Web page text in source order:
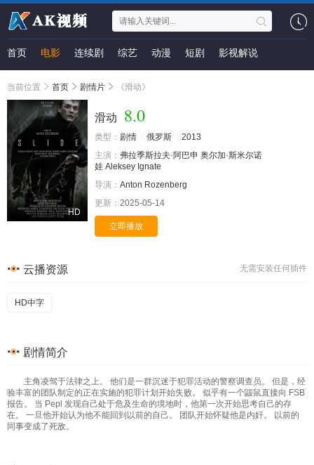
首页 电影 连续剧 综艺 动漫 短剧 影视解说
当前位置 首页 剧情片 《滑动》
HD
滑动 8.0
类型： 剧情 俄罗斯
2013
主演： 弗拉季斯拉夫·阿巴申 奥尔加·斯米尔诺
娃 Aleksey Ignate
导演： Anton Rozenberg
更新： 2025-05-14
立即播放
无需安装任何插件
云播资源
HD中字
剧情简介
主角凌驾于法律之上。 他们是一群沉迷于犯罪活动的警察调查员。 但是，经
验丰富的团队制定的正在实施的犯罪计划开始失败。 似乎有一个鼹鼠直接向 FSB
报告。 当 Pepl 发现自己处于危及生命的境地时，他第一次开始思考自己的存
在。 一旦他开始认为他不能回到以前的自己。 团队开始怀疑他是内奸。 以前的
同事变成了死敌。